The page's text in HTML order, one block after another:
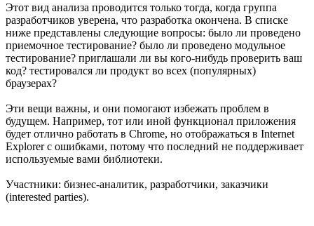
Этот вид анализа проводится только тогда, когда группа
разработчиков уверена, что разработка окончена. В списке
ниже представлены следующие вопросы: было ли проведено
приемочное тестирование? было ли проведено модульное
тестирование? приглашали ли вы кого-нибудь проверить ваш
код? тестировался ли продукт во всех (популярных)
браузерах?
Эти вещи важны, и они помогают избежать проблем в
будущем. Например, тот или иной функционал приложения
будет отлично работать в Chrome, но отображаться в Internet
Explorer с ошибками, потому что последний не поддерживает
используемые вами библиотеки.
Участники: бизнес-аналитик, разработчики, заказчики
(interested parties).